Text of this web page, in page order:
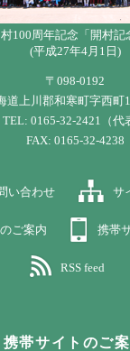
100周年記念「開村記
(平成27年4月1日)
〒098-0192
道上川郡和寒町字西町
TEL: 0165-32-2421（代
FAX: 0165-32-4238
い合わせ サ
ご案内 携帯
RSS feed
携帯サイトのご